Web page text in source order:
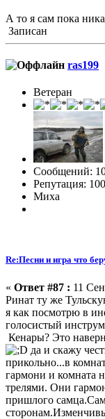
А то я сам пока
Записан
ras199
Ветеран
Сообщений:
Репутация: 100
Миха
Re:Песни и игра что
« Ответ #87 : 11
Ринат ту же
я как посмотрю в
голосистый
Кенары? Это
да и скажу
прикольно...в
гармони и комната
трелями. Они
пришлого